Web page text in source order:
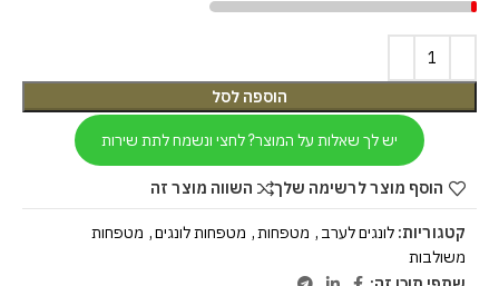
הוספה לסל
יש לך שאלות על המוצר? לחצי ונשמח לתת שירות
הוסף מוצר לרשימה שלך השווה מוצר זה
קטגוריות: לונגים לערב , מטפחות, מטפחות לונגים, מטפחות
משולבות